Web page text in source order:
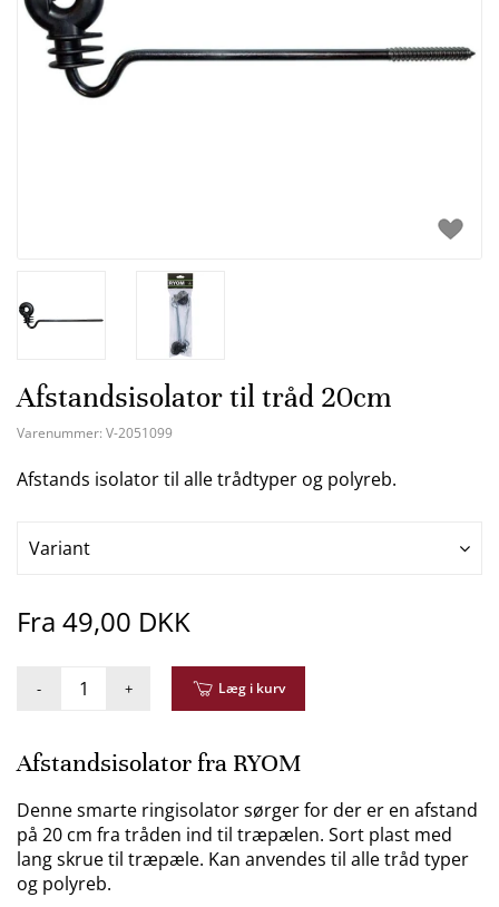
Afstandsisolator til tråd 20cm
Varenummer: V-2051099
Afstands isolator til alle trådtyper og polyreb.
Variant
Fra 49,00 DKK
- + Læg i kurv
Afstandsisolator fra RYOM
Denne smarte ringisolator sørger for der er en afstand
på 20 cm fra tråden ind til træpælen. Sort plast med
lang skrue til træpæle. Kan anvendes til alle tråd typer
og polyreb.